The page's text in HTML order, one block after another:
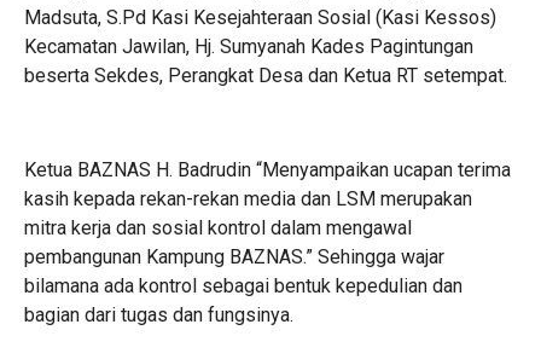
Madsuta, S.Pd Kasi Kesejahteraan Sosial (Kasi Kessos)
Kecamatan Jawilan, Hj. Sumyanah Kades Pagintungan
beserta Sekdes, Perangkat Desa dan Ketua RT setempat.
Ketua BAZNAS H. Badrudin “Menyampaikan ucapan terima
kasih kepada rekan-rekan media dan LSM merupakan
mitra kerja dan sosial kontrol dalam mengawal
pembangunan Kampung BAZNAS.” Sehingga wajar
bilamana ada kontrol sebagai bentuk kepedulian dan
bagian dari tugas dan fungsinya.